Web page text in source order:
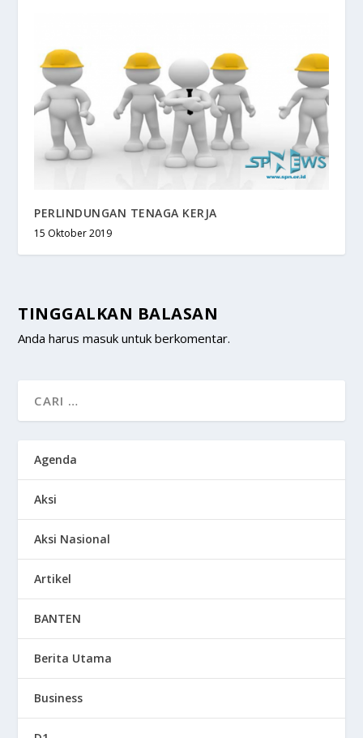
PERLINDUNGAN TENAGA KERJA
15 Oktober 2019
TINGGALKAN BALASAN
Anda harusmasuk untuk berkomentar.
Agenda
Aksi
Aksi Nasional
Artikel
BANTEN
Berita Utama
Business